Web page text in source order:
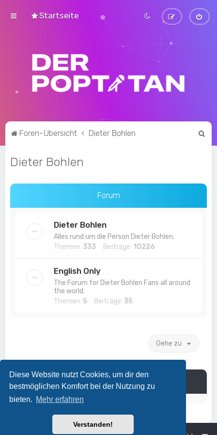
Diese Website nutzt Cookies, um dir den
bestmöglichen Komfort bei der Nutzung zu
bieten. Mehr erfahren
Verstanden!
Startseite
Foren-Übersicht Dieter Bohlen
e
Dieter Bohlen
Forum
Dieter Bohlen
Alles rund um die Person Dieter Bohlen.
Themen: 333 Beiträge: 10226
English Only
The Forum for Dieter Bohlen Fans all around
the world.
Themen: 5 Beiträge: 35
Gehe zu
Information